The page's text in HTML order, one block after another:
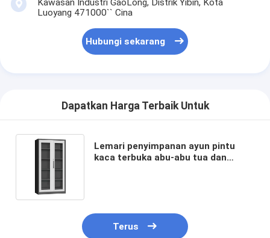
Luoyang 471000`` Cina
Hubungi sekarang
Dapatkan Harga Terbaik Untuk
Lemari penyimpanan ayun pintu
kaca terbuka abu-abu tua dan
Terus